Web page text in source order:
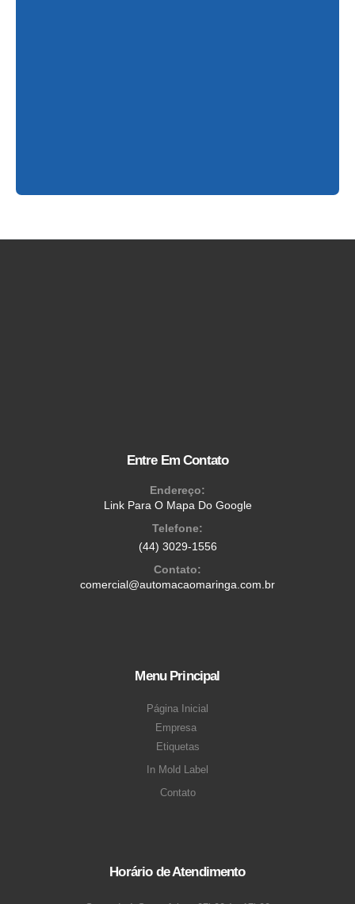
Entre Em Contato
Endereço:
Link Para O Mapa Do Google
Telefone:
(44) 3029-1556
Contato:
comercial@automacaomaringa.com.br
Menu Principal
Página Inicial
Empresa
Etiquetas
In Mold Label
Contato
Horário de Atendimento